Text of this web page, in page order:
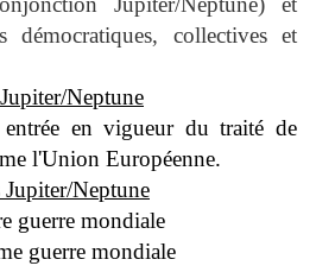
démocratiques, collectives et
Neptune
en vigueur du traité de
l'Union Européenne.
Neptune
guerre mondiale
guerre mondiale